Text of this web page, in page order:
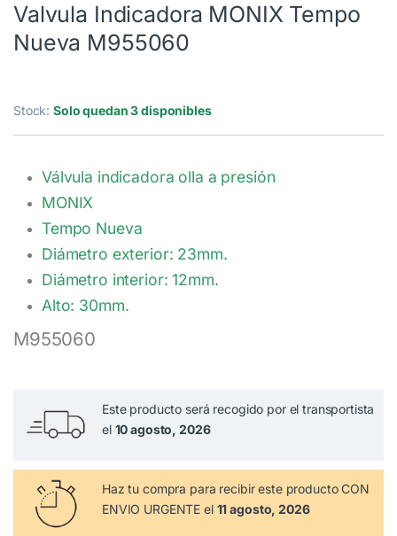
Valvula Indicadora MONIX Tempo
Nueva M955060
Stock:Solo quedan 3 disponibles
Válvula indicadora olla a presión
MONIX
Tempo Nueva
Diámetro exterior: 23mm.
Diámetro interior: 12mm.
Alto: 30mm.
M955060
Este producto será recogido por el transportista
el 10 agosto, 2026
Haz tu compra para recibir este producto CON
ENVIO URGENTE el 11 agosto, 2026